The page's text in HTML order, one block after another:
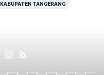
KABUPATEN TANGERANG